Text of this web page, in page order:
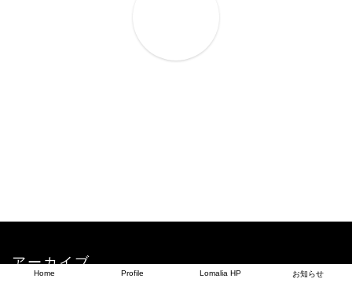
アーカイブ
Home Profile Lomalia HP お知らせ